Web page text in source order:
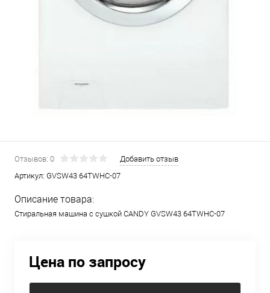
Отзывов: 0
Добавить отзыв
Артикул: GVSW43 64TWHC-07
Описание товара:
Стиральная машина с сушкой CANDY GVSW43 64TWHC-07
Цена по запросу